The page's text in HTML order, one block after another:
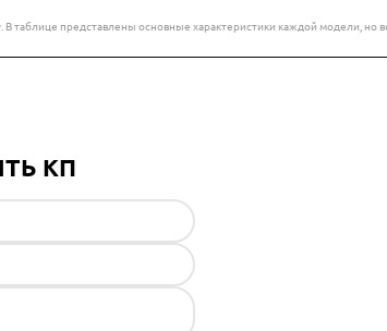
таблице представлены основные характеристики каждой модели,
КП